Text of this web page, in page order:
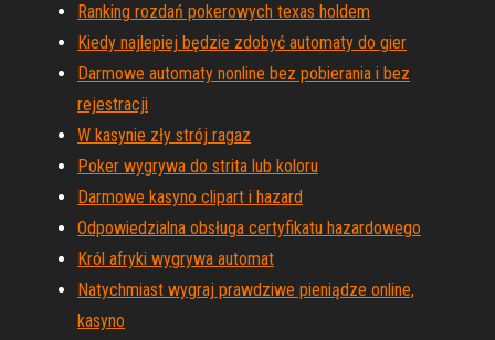
Ranking rozdań pokerowych texas holdem
Kiedy najlepiej będzie zdobyć automaty do gier
Darmowe automaty nonline bez pobierania i bez
rejestracji
W kasynie zły strój ragaz
Poker wygrywa do strita lub koloru
Darmowe kasyno clipart i hazard
Odpowiedzialna obsługa certyfikatu hazardowego
Król afryki wygrywa automat
Natychmiast wygraj prawdziwe pieniądze online,
kasyno